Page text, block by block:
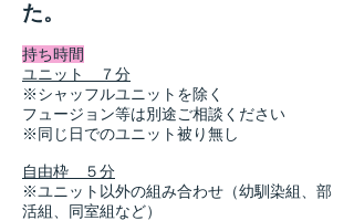
た。
持ち時間
ユニット ７分
※シャッフルユニットを除く
​フュージョン等は別途ご相談ください
※同じ日でのユニット被り無し
自由枠 ５分
※ユニット以外の組み合わせ（幼馴染組、部
活組、同室組など）